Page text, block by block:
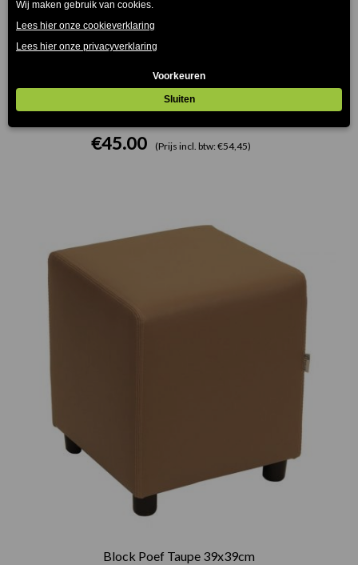
Can Poef Licht Bruin Ø37,50cm
€45.00 (Prijs incl. btw: €54,45)
Block Poef Taupe 39x39cm